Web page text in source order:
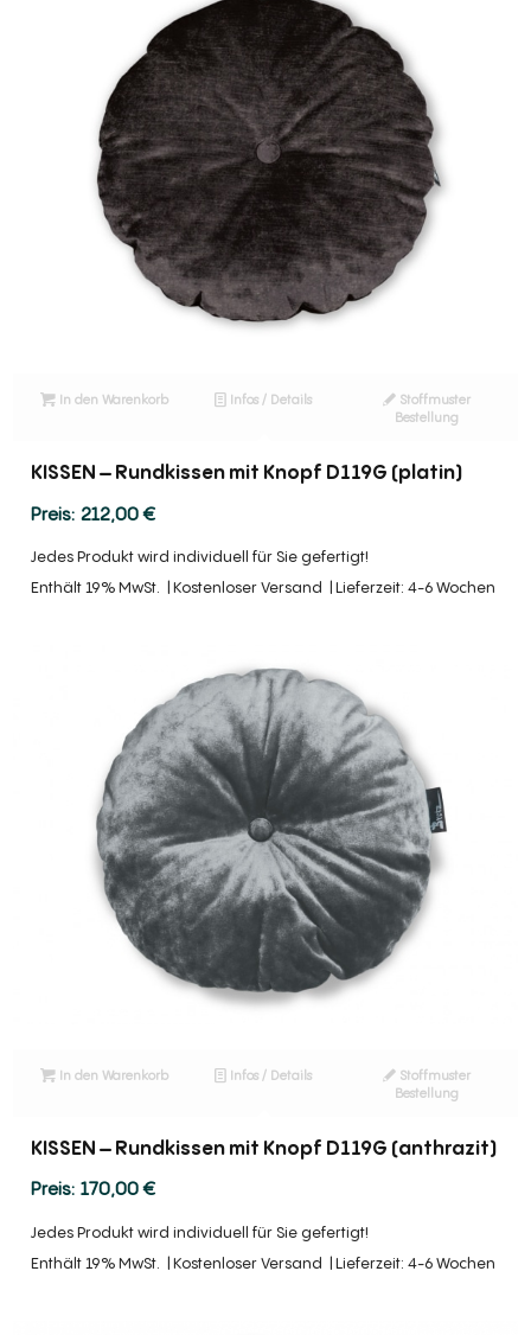
In den Warenkorb Infos / Details
Stoffmuster
Bestellung
KISSEN – Rundkissen mit Knopf D119G (platin)
212,00€
Jedes Produkt wird individuell für Sie gefertigt!
Enthält 19% MwSt.
Kostenloser Versand Lieferzeit: 4-6 Wochen
In den Warenkorb Infos / Details
Stoffmuster
Bestellung
KISSEN – Rundkissen mit Knopf D119G (anthrazit)
170,00€
Jedes Produkt wird individuell für Sie gefertigt!
Enthält 19% MwSt.
Kostenloser Versand Lieferzeit: 4-6 Wochen